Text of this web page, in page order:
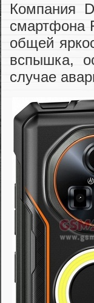
Компания
смартфона
общей
вспышка,
случае